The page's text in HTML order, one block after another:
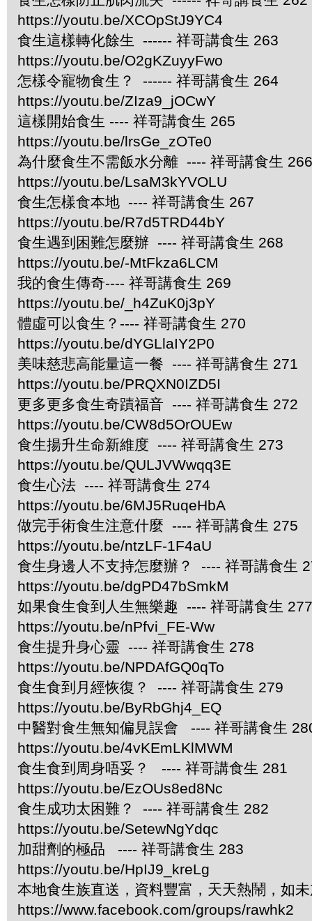
https://youtu.be/XCOpStJ9YC4
食生這樣轉化餘生 ------ 祥哥講食生 263
https://youtu.be/O2gKZuyyFwo
怎樣令寵物食生？ ------ 祥哥講食生 264
https://youtu.be/ZIza9_jOCwY
這樣開始食生 ---- 祥哥講食生 265
https://youtu.be/lrsGe_zOTe0
為什麼食生不需飯水分離 ---- 祥哥講食生 266
https://youtu.be/LsaM3kYVOLU
食生怎樣食本地 ---- 祥哥講食生 267
https://youtu.be/R7d5TRD44bY
食生遇到困難怎麼辦 ---- 祥哥講食生 268
https://youtu.be/-MtFkza6LCM
我的食生傳奇---- 祥哥講食生 269
https://youtu.be/_h4ZuK0j3pY
體虛可以食生？---- 祥哥講食生 270
https://youtu.be/dYGLlaIY2P0
美味慈悲高能量這一餐 ---- 祥哥講食生 271
https://youtu.be/PRQXN0IZD5I
更多更多食生奇蹟福音 ---- 祥哥講食生 272
https://youtu.be/CW8d5OrOUEw
食生揚升生命新維度 ---- 祥哥講食生 273
https://youtu.be/QULJVWwqq3E
食生心法 ---- 祥哥講食生 274
https://youtu.be/6MJ5RuqeHbA
做完手術食生注意什麼 ---- 祥哥講食生 275
https://youtu.be/ntzLF-1F4aU
食生身邊人不支持怎麼辦？ ---- 祥哥講食生
https://youtu.be/dgPD47bSmkM
如果食生食到人生無樂趣 ---- 祥哥講食生 277
https://youtu.be/nPfvi_FE-Ww
食生提升身心靈 ---- 祥哥講食生 278
https://youtu.be/NPDAfGQ0qTo
食生食到月經恢復？ ---- 祥哥講食生 279
https://youtu.be/ByRbGhj4_EQ
中醫對食生無知偏見誤會 ---- 祥哥講食生
https://youtu.be/4vKEmLKlMWM
食生食到周身唔妥？ ---- 祥哥講食生 281
https://youtu.be/EzOUs8ed8Nc
食生成功太困難？ ---- 祥哥講食生 282
https://youtu.be/SetewNgYdqc
加甜劑的極品 ---- 祥哥講食生 283
https://youtu.be/HpIJ9_kreLg
本地食生族直送，資料豐富，天天熱鬧，如
https://www.facebook.com/groups/rawhk2